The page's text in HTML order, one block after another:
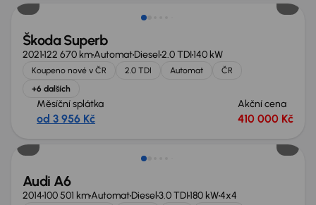
Škoda Superb
2021122 670 kmAutomatDiesel2.0 TDI140 kW
Koupeno nové v ČR 2.0 TDI Automat
ČR
+6 dalších
Měsíční splátka
od 3 956 Kč
Akční cena
410 000 Kč
Audi A6
2014100 501 kmAutomatDiesel3.0 TDI180 kW4x4